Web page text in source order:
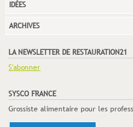
IDÉES
ARCHIVES
LA NEWSLETTER DE RESTAURATION21
S'abonner
SYSCO FRANCE
Grossiste alimentaire pour les